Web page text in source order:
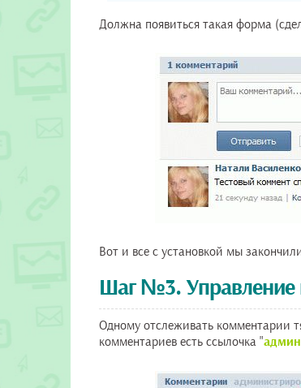
Должна появиться такая форма
Вот и все с установкой мы
Шаг №3.
Одному отслеживать комментарии
комментариев есть ссылочка "